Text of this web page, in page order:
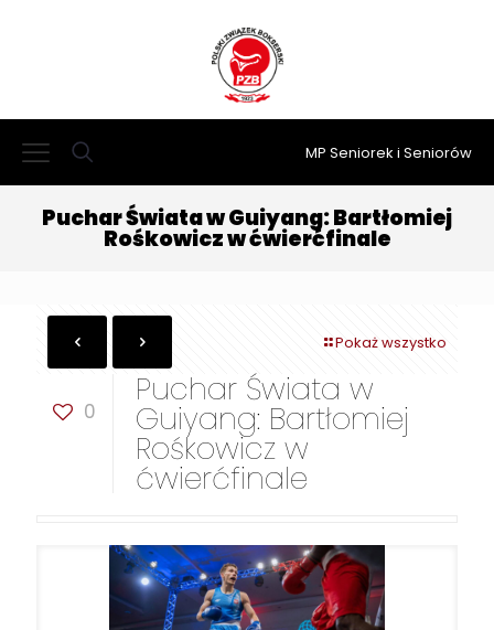
MP Seniorek i Seniorów
Puchar Świata w Guiyang: Bartłomiej
Rośkowicz w ćwierćfinale
Pokaż wszystko
0
Puchar Świata w
Guiyang: Bartłomiej
Rośkowicz w
ćwierćfinale